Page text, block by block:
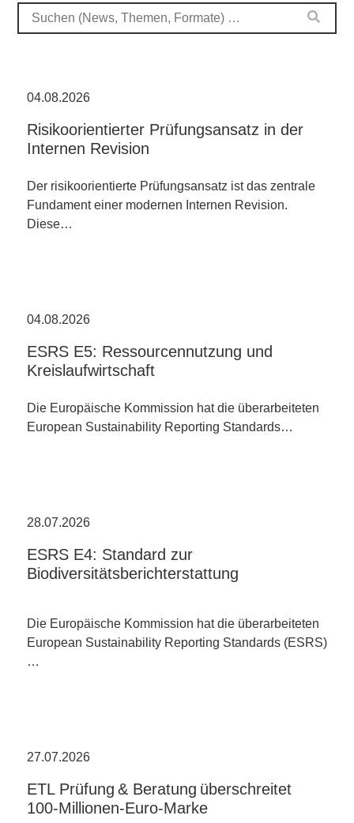
04.08.2026
Risikoorientierter Prüfungsansatz in der
Internen Revision
Der risikoorientierte Prüfungsansatz ist das zentrale
Fundament einer modernen Internen Revision.
Diese…
04.08.2026
ESRS E5: Ressourcennutzung und
Kreislaufwirtschaft
Die Europäische Kommission hat die überarbeiteten
European Sustainability Reporting Standards…
28.07.2026
ESRS E4: Standard zur
Biodiversitätsberichterstattung
Die Europäische Kommission hat die überarbeiteten
European Sustainability Reporting Standards (ESRS)
…
27.07.2026
ETL Prüfung & Beratung überschreitet
100-Millionen-Euro-Marke